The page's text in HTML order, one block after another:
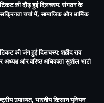
टिकट की दौड़ हुई दिलचस्प: संगठन के
चर्चा में, सामाजिक और धार्मिक
टिकट की जंग हुई दिलचस्प: शहीद राव
अध्यक्ष और वरिष्ठ अधिवक्ता सुशील भाटी
उपाध्यक्ष, भारतीय किसान यूनियन